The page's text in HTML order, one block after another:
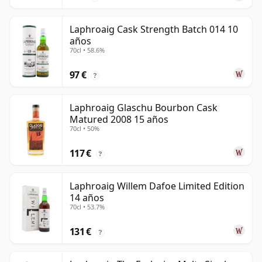
Laphroaig Cask Strength Batch 014 10
años
70cl • 58.6%
97 € ?
Laphroaig Glaschu Bourbon Cask
Matured 2008 15 años
70cl • 50%
117 € ?
Laphroaig Willem Dafoe Limited Edition
14 años
70cl • 53.7%
131 € ?